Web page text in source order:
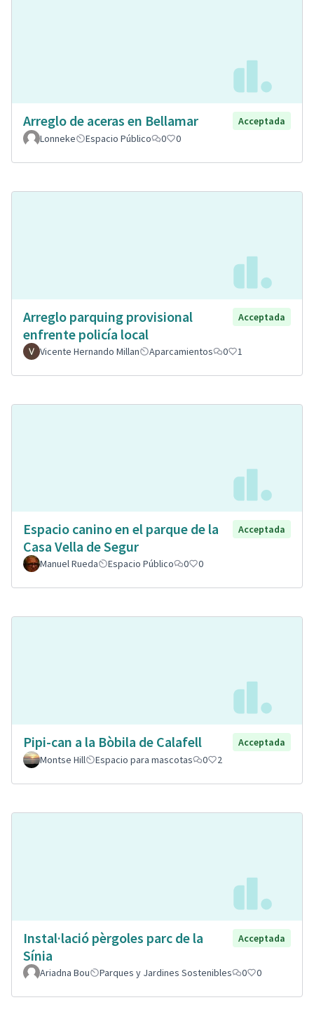
Arreglo de aceras en Bellamar
Acceptada
Lonneke
Espacio Público 0 0
Arreglo parquing provisional
enfrente policía local
Acceptada
Vicente Hernando Millan Aparcamientos 0 1
Espacio canino en el parque de la
Casa Vella de Segur
Acceptada
Manuel Rueda Espacio Público 0 0
Pipi-can a la Bòbila de Calafell
Acceptada
Montse Hill
Espacio para mascotas 0 2
Instal·lació pèrgoles parc de la
Sínia
Acceptada
Ariadna Bou Parques y Jardines Sostenibles 0 0